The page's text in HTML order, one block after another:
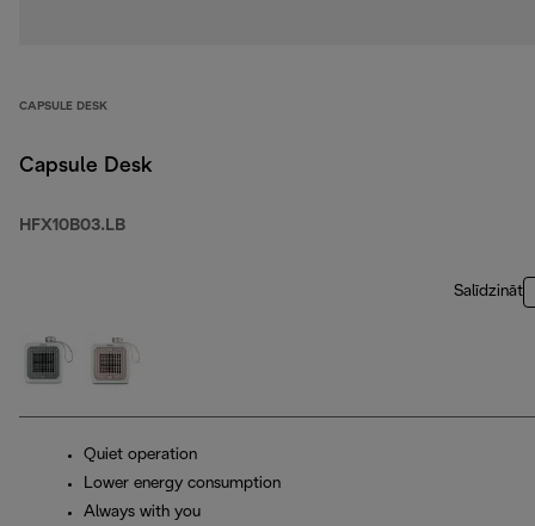
CAPSULE DESK
Capsule Desk
HFX10B03.LB
Salīdzināt
Quiet operation
Lower energy consumption
Always with you